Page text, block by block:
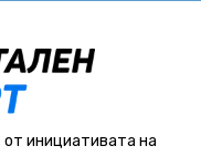
инициативата на